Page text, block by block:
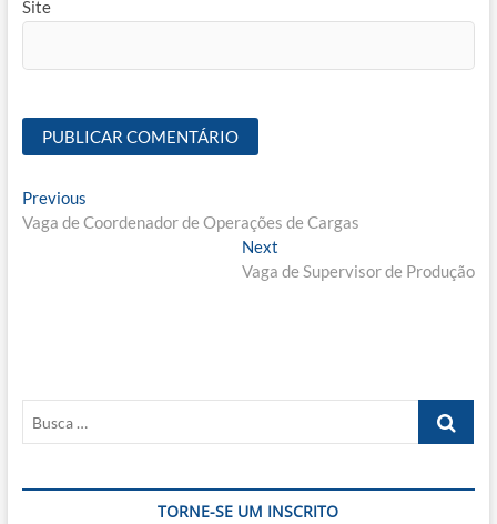
Site
Navegação
de
PreviousPrevious
post:
Vaga de Coordenador de Operações de Cargas
Next
post:
Vaga de Supervisor de Produção
Busca
TORNE-SE UM INSCRITO